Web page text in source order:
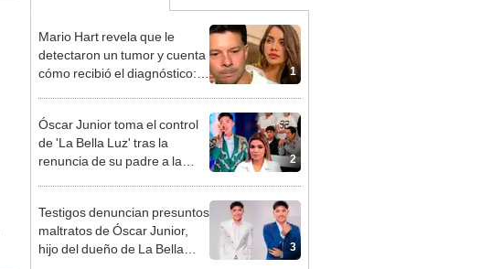
1
Mario Hart revela que le
detectaron un tumor y cuenta
cómo recibió el diagnóstico:
2
Óscar Junior toma el control
de 'La Bella Luz' tras la
renuncia de su padre a la
3
Testigos denuncian presuntos
maltratos de Óscar Junior,
hijo del dueño de La Bella